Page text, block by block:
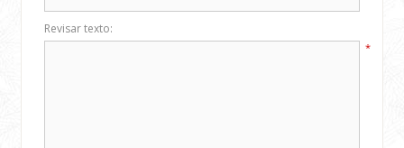
Revisar texto:
*